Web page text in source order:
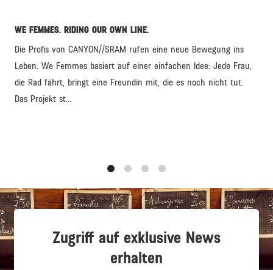
WE FEMMES. RIDING OUR OWN LINE.
Die Profis von CANYON//SRAM rufen eine neue Bewegung ins
Leben. We Femmes basiert auf einer einfachen Idee: Jede Frau,
die Rad fährt, bringt eine Freundin mit, die es noch nicht tut.
Das Projekt st...
Zugriff auf exklusive News
erhalten